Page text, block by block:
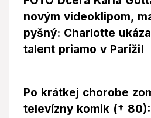
novým videoklipom,
pyšný: Charlotte
talent priamo v Paríži!
Po krátkej chorobe
televízny komik (†